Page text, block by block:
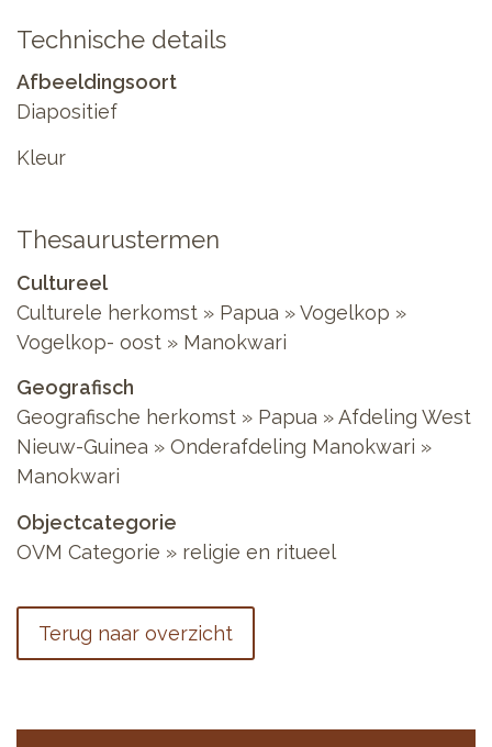
Technische details
Afbeeldingsoort
Diapositief
Kleur
Thesaurustermen
Cultureel
Culturele herkomst » Papua » Vogelkop »
Vogelkop- oost » Manokwari
Geografisch
Geografische herkomst » Papua » Afdeling West
Nieuw-Guinea » Onderafdeling Manokwari »
Manokwari
Objectcategorie
OVM Categorie » religie en ritueel
Terug naar overzicht